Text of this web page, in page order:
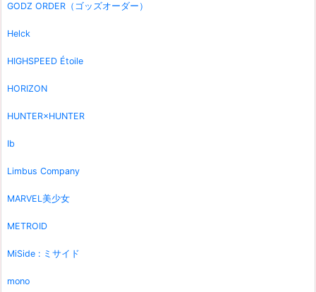
GODZ ORDER（ゴッズオーダー）
Helck
HIGHSPEED Étoile
HORIZON
HUNTER×HUNTER
Ib
Limbus Company
MARVEL美少女
METROID
MiSide : ミサイド
mono